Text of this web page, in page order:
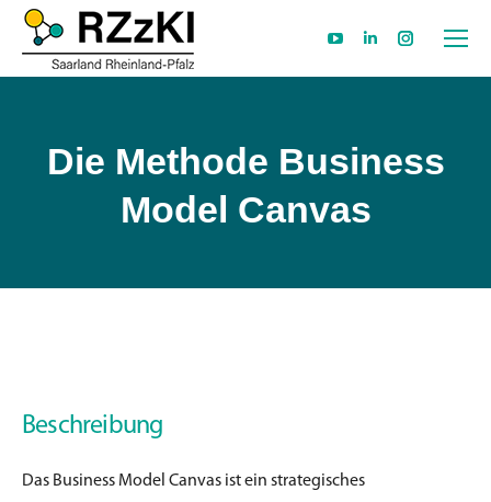
page
new
window
Linkedin
page
new
window
Instagram
page
new
Die Methode Business
Model Canvas
Beschreibung
Das Business Model Canvas ist ein strategisches